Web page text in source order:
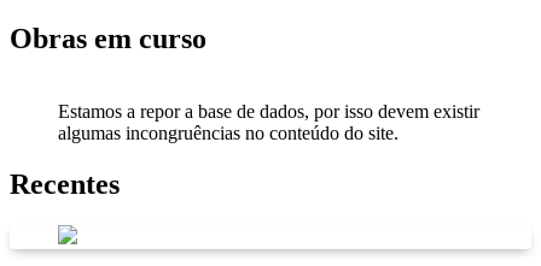
Obras em curso
Estamos a repor a base de dados, por isso devem existir
algumas incongruências no conteúdo do site.
Recentes